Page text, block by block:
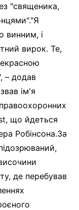
"священика,
винним, і
вирок. Те,
– додав
ім'я
що йдеться
Робінсона.За
де перебував